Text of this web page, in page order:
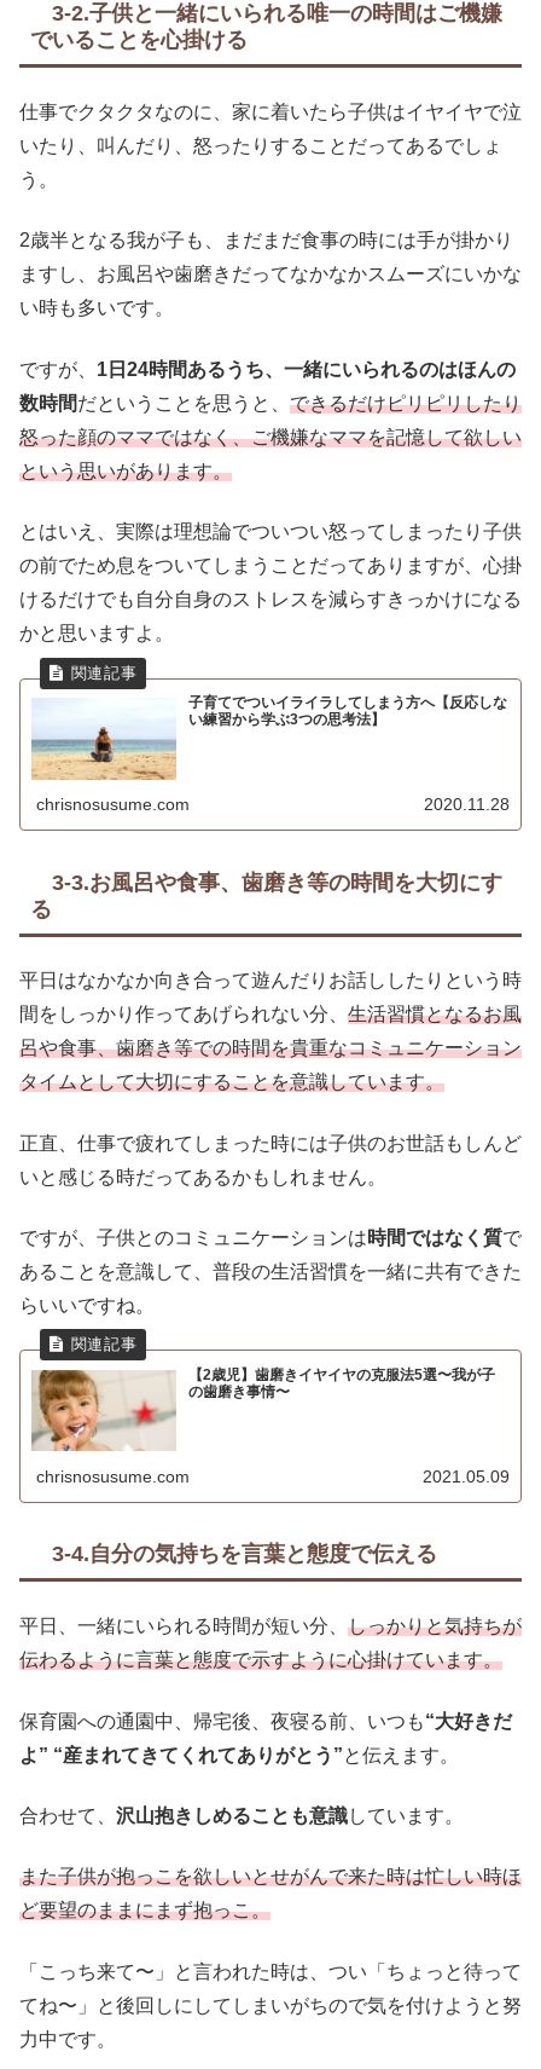
3-2.子供と一緒にいられる唯一の時間はご機嫌
でいることを心掛ける
仕事でクタクタなのに、家に着いたら子供はイヤイヤで泣
いたり、叫んだり、怒ったりすることだってあるでしょ
う。
2歳半となる我が子も、まだまだ食事の時には手が掛かり
ますし、お風呂や歯磨きだってなかなかスムーズにいかな
い時も多いです。
ですが、 1日24時間あるうち、一緒にいられるのはほんの
数時間だということを思うと、 できるだけピリピリしたり
怒った顔のママではなく、ご機嫌なママを記憶して欲しい
という思いがあります。
とはいえ、実際は理想論でついつい怒ってしまったり子供
の前でため息をついてしまうことだってありますが、心掛
けるだけでも自分自身のストレスを減らすきっかけになる
かと思いますよ。
子育てでついイライラしてしまう方へ【反応しな
い練習から学ぶ3つの思考法】
chrisnosusume.com 2020.11.28
3-3.お風呂や食事、歯磨き等の時間を大切にす
る
平日はなかなか向き合って遊んだりお話ししたりという時
間をしっかり作ってあげられない分、 生活習慣となるお風
呂や食事、歯磨き等での時間を貴重なコミュニケーション
タイムとして大切にすることを意識しています。
正直、仕事で疲れてしまった時には子供のお世話もしんど
いと感じる時だってあるかもしれません。
ですが、子供とのコミュニケーションは時間ではなく質で
あることを意識して、普段の生活習慣を一緒に共有できた
らいいですね。
【2歳児】歯磨きイヤイヤの克服法5選〜我が子
の歯磨き事情〜
chrisnosusume.com 2021.05.09
3-4.自分の気持ちを言葉と態度で伝える
平日、一緒にいられる時間が短い分、 しっかりと気持ちが
伝わるように言葉と態度で示すように心掛けています。
保育園への通園中、帰宅後、夜寝る前、いつも“大好きだ
よ” “産まれてきてくれてありがとう”と伝えます。
合わせて、 沢山抱きしめることも意識しています。
また子供が抱っこを欲しいとせがんで来た時は忙しい時ほ
ど要望のままにまず抱っこ。
「こっち来て〜」と言われた時は、つい「ちょっと待って
てね〜」と後回しにしてしまいがちので気を付けようと努
力中です。